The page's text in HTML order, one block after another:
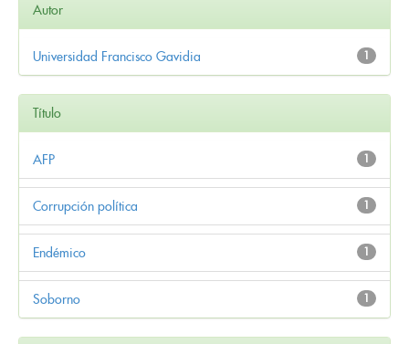
Autor
1
Universidad Francisco Gavidia
Título
1
AFP
1
Corrupción política
1
Endémico
1
Soborno